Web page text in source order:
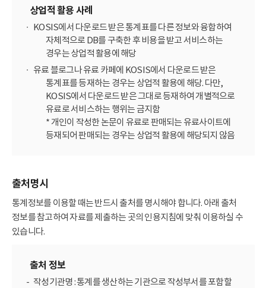
상업적 활용 사례
KOSIS에서 다운로드 받은 통계표를 다른 정보와 융합하여
자체적으로 DB를 구축한 후 비용을 받고 서비스하는
경우는 상업적 활용에 해당
유료 블로그나 유료 카페에 KOSIS에서 다운로드 받은
통계표를 등재하는 경우는 상업적 활용에 해당. 다만,
KOSIS에서 다운로드 받은 그대로 등재하여 개별적으로
유료로 서비스하는 행위는 금지함
* 개인이 작성한 논문이 유료로 판매되는 유료사이트에
등재되어 판매되는 경우는 상업적 활용에 해당되지 않음
출처명시
통계정보를 이용할 때는 반드시 출처를 명시해야 합니다. 아래 출처
정보를 참고하여 자료를 제출하는 곳의 인용지침에 맞춰 이용하실 수
있습니다.
출처 정보
작성기관명 : 통계를 생산하는 기관으로 작성부서를 포함할